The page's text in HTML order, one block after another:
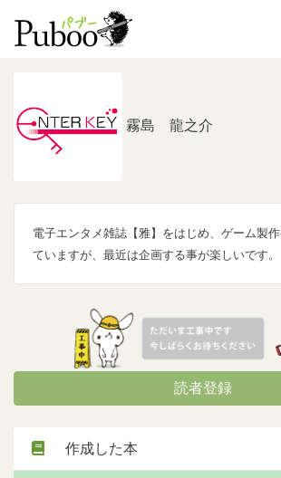
霧島 龍之介
電子エンタメ雑誌【雅】をはじめ、ゲーム製
ていますが、最近は企画する事が楽しいです。
読者登録
作成した本